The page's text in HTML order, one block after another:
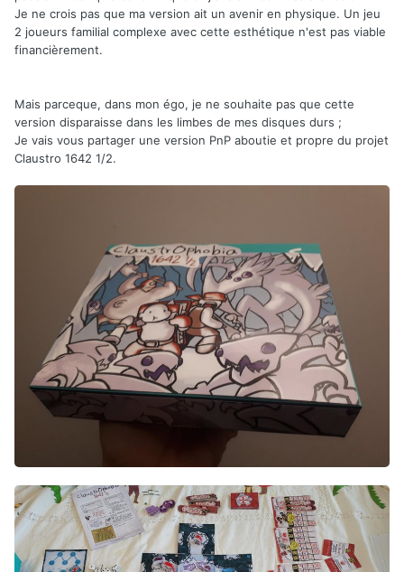
Je ne crois pas que ma version ait un avenir en physique. Un jeu
2 joueurs familial complexe avec cette esthétique n'est pas viable
financièrement.
Mais parceque, dans mon égo, je ne souhaite pas que cette
version disparaisse dans les limbes de mes disques durs ;
Je vais vous partager une version PnP aboutie et propre du projet
Claustro 1642 1/2.